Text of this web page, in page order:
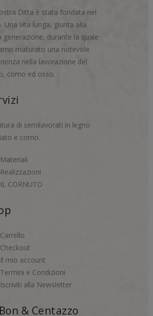
Ditta è stata fondata nel
Una vita lunga, giunta alla
generazione, durante la quale
maturato una notevole
nella lavorazione del
corno ed osso.
di semilavorati in legno
e corno.
Materiali
Realizzazioni
IL CORNUTO
Carrello
Checkout
Il mio account
Termini e Condizioni
Iscriviti alla Newsletter
& Centazzo